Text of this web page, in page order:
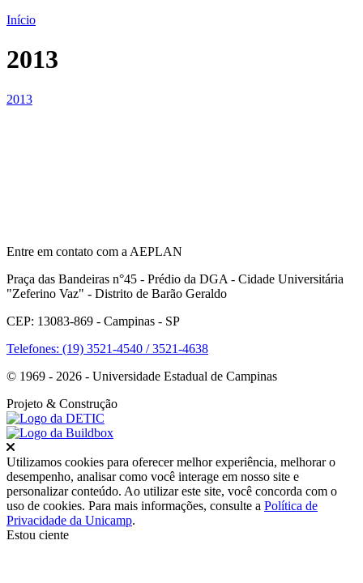
Início
2013
2013
Entre em contato com a AEPLAN
Praça das Bandeiras n°45 - Prédio da DGA - Cidade Universitária
"Zeferino Vaz" - Distrito de Barão Geraldo
CEP: 13083-869 - Campinas - SP
Telefones: (19) 3521-4540 / 3521-4638
© 1969 - 2026 - Universidade Estadual de Campinas
Projeto & Construção
Fechar
Utilizamos cookies para oferecer melhor experiência, melhorar o
desempenho, analisar como você interage em nosso site e
personalizar conteúdo. Ao utilizar este site, você concorda com o
uso de cookies. Para mais informações, consulte a Política de
Privacidade da Unicamp.
Estou ciente